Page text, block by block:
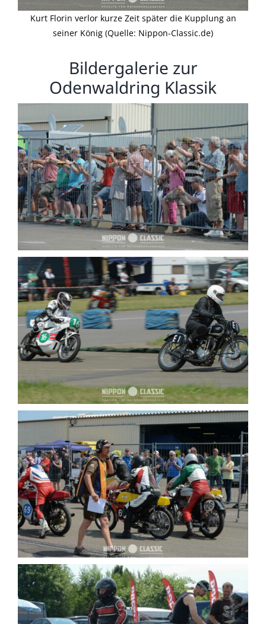
Kurt Florin verlor kurze Zeit später die Kupplung an
seiner König (Quelle: Nippon-Classic.de)
Bildergalerie zur
Odenwaldring Klassik